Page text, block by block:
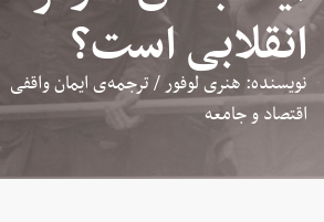
انقلابی است؟
نویسنده: هنری لوفور / ترجمه‌ی ایمان واقفی
اقتصاد و جامعه